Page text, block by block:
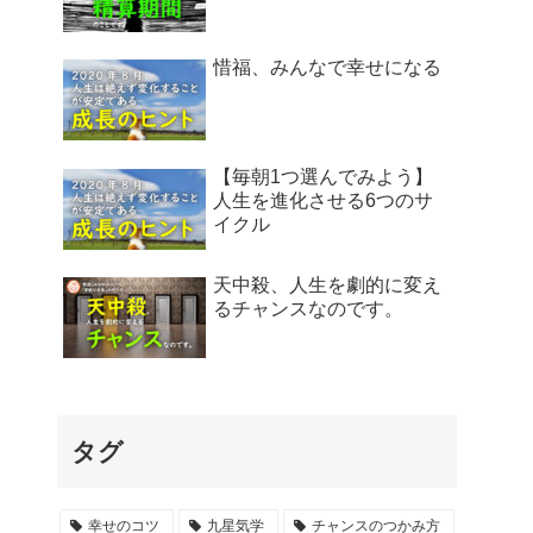
惜福、みんなで幸せになる
【毎朝1つ選んでみよう】
人生を進化させる6つのサ
イクル
天中殺、人生を劇的に変え
るチャンスなのです。
タグ
幸せのコツ 九星気学 チャンスのつかみ方